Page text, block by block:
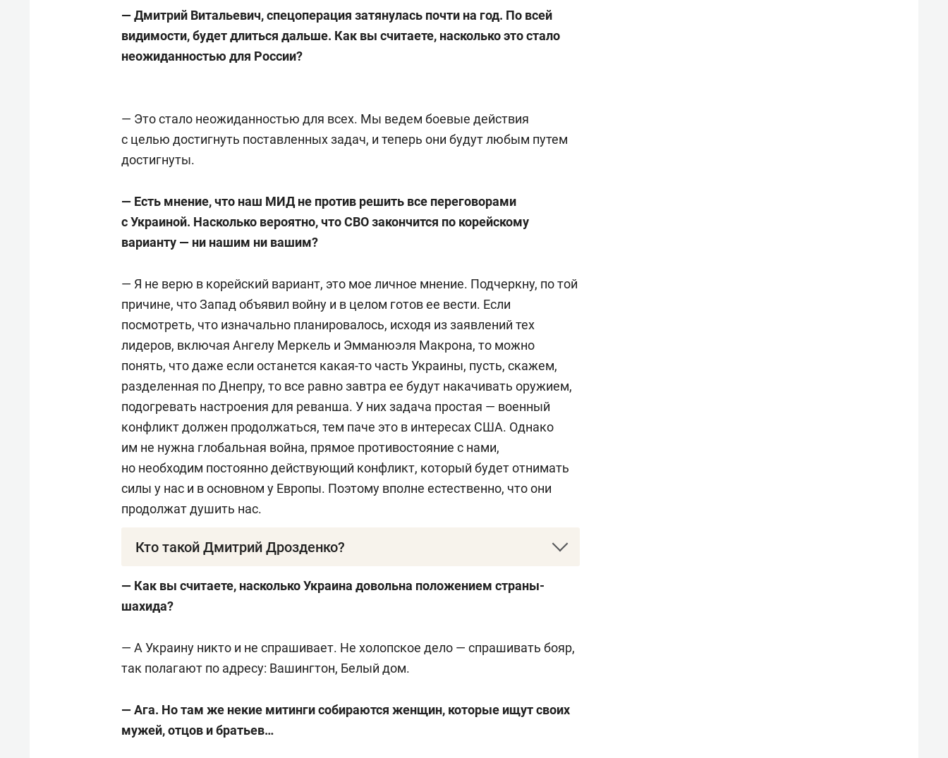
— Дмитрий Витальевич, спецоперация затянулась почти на год. По всей
видимости, будет длиться дальше. Как вы считаете, насколько это стало
неожиданностью для России?
— Это стало неожиданностью для всех. Мы ведем боевые действия
с целью достигнуть поставленных задач, и теперь они будут любым путем
достигнуты.
— Есть мнение, что наш МИД не против решить все переговорами
с Украиной. Насколько вероятно, что СВО закончится по корейскому
варианту — ни нашим ни вашим?
— Я не верю в корейский вариант, это мое личное мнение. Подчеркну, по той
причине, что Запад объявил войну и в целом готов ее вести. Если
посмотреть, что изначально планировалось, исходя из заявлений тех
лидеров, включая Ангелу Меркель и Эмманюэля Макрона, то можно
понять, что даже если останется какая-то часть Украины, пусть, скажем,
разделенная по Днепру, то все равно завтра ее будут накачивать оружием,
подогревать настроения для реванша. У них задача простая — военный
конфликт должен продолжаться, тем паче это в интересах США. Однако
им не нужна глобальная война, прямое противостояние с нами,
но необходим постоянно действующий конфликт, который будет отнимать
силы у нас и в основном у Европы. Поэтому вполне естественно, что они
продолжат душить нас.
Кто такой Дмитрий Дрозденко?
генерального директора авиакомпании.
академии народного хозяйства и государственной службы при президенте
РФ.
— Как вы считаете, насколько Украина довольна положением страны-
шахида?
— А Украину никто и не спрашивает. Не холопское дело — спрашивать бояр,
так полагают по адресу: Вашингтон, Белый дом.
— Ага. Но там же некие митинги собираются женщин, которые ищут своих
мужей, отцов и братьев…